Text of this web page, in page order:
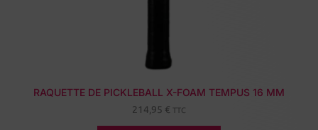
RAQUETTE DE PICKLEBALL X-FOAM TEMPUS 16 MM
214,95 € TTC